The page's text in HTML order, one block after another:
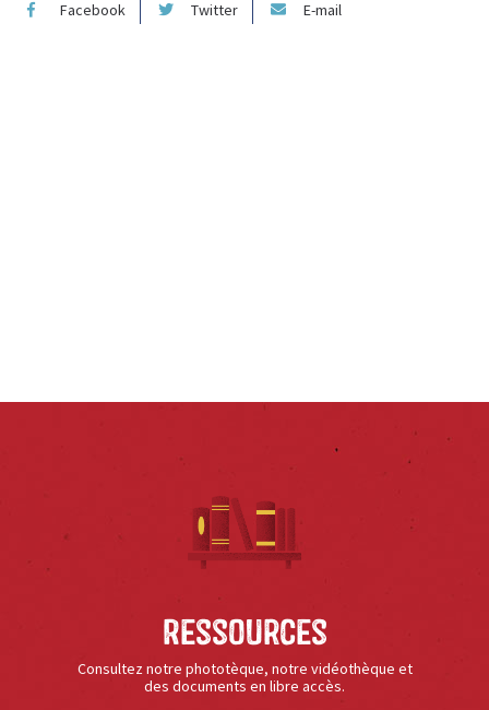
Facebook Twitter E-mail
Ressources
Consultez notre phototèque, notre vidéothèque et
des documents en libre accès.